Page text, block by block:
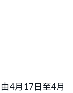
4月17日至4月